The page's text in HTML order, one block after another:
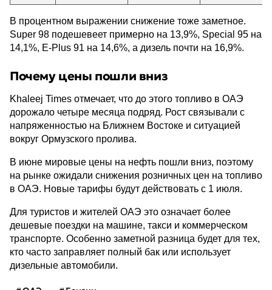
В процентном выражении снижение тоже заметное.
Super 98 подешевеет примерно на 13,9%, Special 95 на
14,1%, E-Plus 91 на 14,6%, а дизель почти на 16,9%.
Почему цены пошли вниз
Khaleej Times отмечает, что до этого топливо в ОАЭ
дорожало четыре месяца подряд. Рост связывали с
напряженностью на Ближнем Востоке и ситуацией
вокруг Ормузского пролива.
В июне мировые цены на нефть пошли вниз, поэтому
на рынке ожидали снижения розничных цен на топливо
в ОАЭ. Новые тарифы будут действовать с 1 июля.
Для туристов и жителей ОАЭ это означает более
дешевые поездки на машине, такси и коммерческом
транспорте. Особенно заметной разница будет для тех,
кто часто заправляет полный бак или использует
дизельные автомобили.